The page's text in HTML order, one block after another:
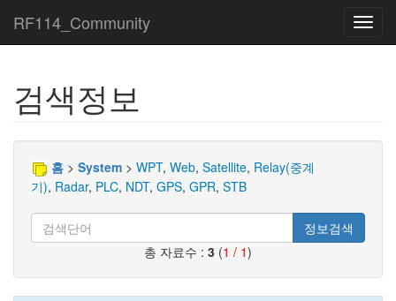
RF114_Community
검색정보
홈 > System > WPT, Web, Satellite, Relay(중계
기), Radar, PLC, NDT, GPS, GPR, STB
정보검색
총 자료수 : 3 (1 / 1)